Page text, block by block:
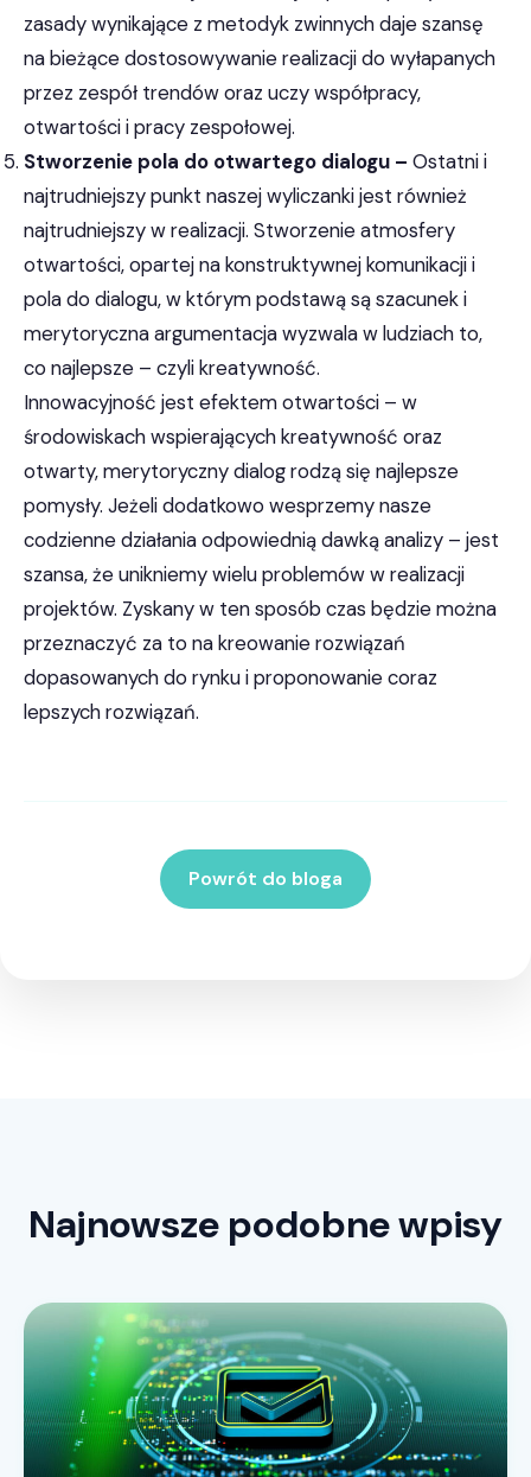
zasady wynikające z metodyk zwinnych daje szansę
na bieżące dostosowywanie realizacji do wyłapanych
przez zespół trendów oraz uczy współpracy,
otwartości i pracy zespołowej.
Stworzenie pola do otwartego dialogu – Ostatni i
najtrudniejszy punkt naszej wyliczanki jest również
najtrudniejszy w realizacji. Stworzenie atmosfery
otwartości, opartej na konstruktywnej komunikacji i
pola do dialogu, w którym podstawą są szacunek i
merytoryczna argumentacja wyzwala w ludziach to,
co najlepsze – czyli kreatywność.
Innowacyjność jest efektem otwartości – w
środowiskach wspierających kreatywność oraz
otwarty, merytoryczny dialog rodzą się najlepsze
pomysły. Jeżeli dodatkowo wesprzemy nasze
codzienne działania odpowiednią dawką analizy – jest
szansa, że unikniemy wielu problemów w realizacji
projektów. Zyskany w ten sposób czas będzie można
przeznaczyć za to na kreowanie rozwiązań
dopasowanych do rynku i proponowanie coraz
lepszych rozwiązań.
Powrót do bloga
Najnowsze podobne wpisy